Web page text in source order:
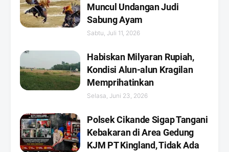
Muncul Undangan Judi
Sabung Ayam
Sabtu, Juli 11, 2026
Habiskan Milyaran Rupiah,
Kondisi Alun-alun Kragilan
Memprihatinkan
Selasa, Juni 23, 2026
Polsek Cikande Sigap Tangani
Kebakaran di Area Gedung
KJM PT Kingland, Tidak Ada